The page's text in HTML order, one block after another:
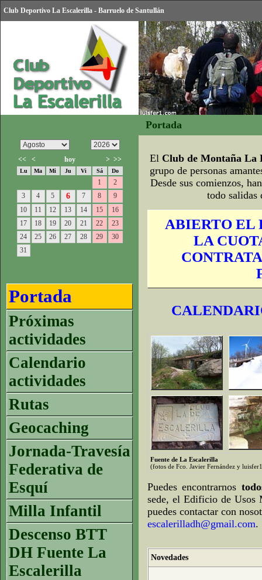
Club Deportivo La Escalerilla - Barruelo de Santullán
Portada
<< < hoy > >>
Lu Ma Mi Ju Vi Sá Do
1
2
3
4 5 6 7 8
9
10
11 12 13 14 15
16
17
18 19 20 21 22
23
24
25 26 27 28 29
30
31
Portada
Próximas
actividades
Calendario
actividades
Rutas
Geocaching
Jornada-Travesía
Federativa de
Esquí
Milla Infantil
Descenso BTT
DH Fuente La
Escalerilla
El Club de Montaña La
grupo de personas
Desde sus comienzos,
todo salidas
ABIERTO EL
LA
Fuente de La Escalerilla
(fotos de Fco. Javier Fernández y
Puedes encontrarnos
sede, el Edificio de Usos
puedes contactar con
escalerilladh@gmail.com.
Novedades